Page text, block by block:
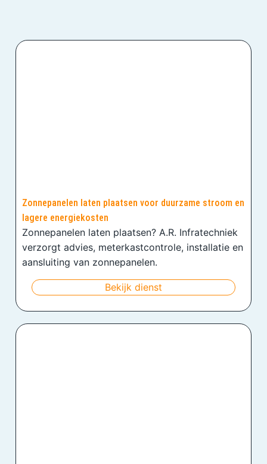
Zonnepanelen laten plaatsen voor duurzame stroom en
lagere energiekosten
Zonnepanelen laten plaatsen? A.R. Infratechniek
verzorgt advies, meterkastcontrole, installatie en
aansluiting van zonnepanelen.
Bekijk dienst